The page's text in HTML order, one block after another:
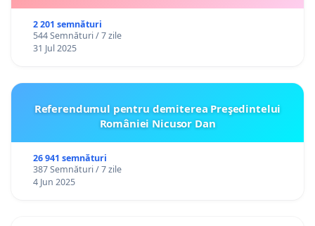
2 201 semnături
544 Semnături / 7 zile
31 Jul 2025
Referendumul pentru demiterea Preşedintelui
României Nicusor Dan
26 941 semnături
387 Semnături / 7 zile
4 Jun 2025